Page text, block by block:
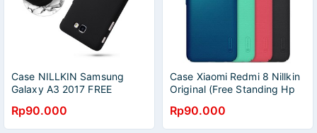
Case NILLKIN Samsung
Galaxy A3 2017 FREE
Rp90.000
Case Xiaomi Redmi 8 Nillkin
Original (Free Standing Hp
Rp90.000